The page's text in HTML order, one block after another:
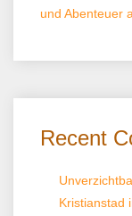
und Abenteuer
Recent
Kristianstad